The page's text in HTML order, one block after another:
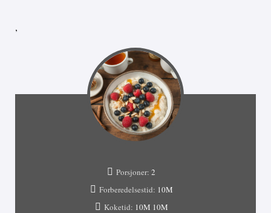
,
Porsjoner: 2
Forberedelsestid: 10M
Koketid: 10M 10M